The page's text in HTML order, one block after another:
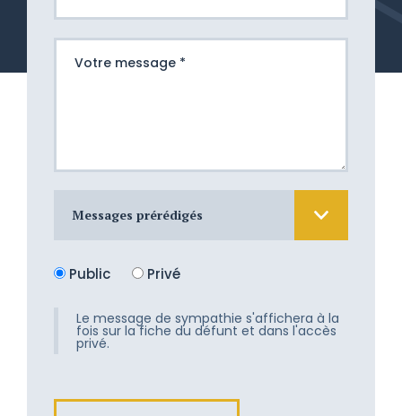
Messages prérédigés
Nous sommes atterrés devant cette
douloureuse épreuve. Nous aimerions
réconfort, mais les mots nous
manquent. Recevez toute notre
tendresse.
Son départ fût doux et les adieux
Public Privé
Le message de sympathie s'affichera à la
fois sur la fiche du défunt et dans l'accès
privé.